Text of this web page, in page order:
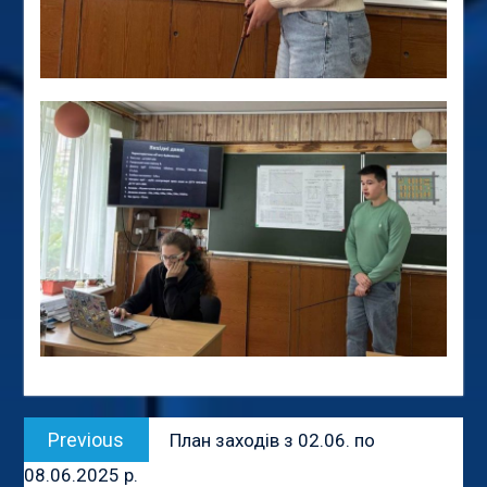
Навігація
записів
Previous
post:
План заходів з 02.06. по
08.06.2025 р.